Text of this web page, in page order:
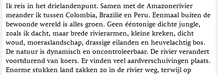
Ik reis in het drielandenpunt. Samen met de Amazonerivier
meander ik tussen Colombia, Brazilië en Peru. Eenmaal buiten de
bewoonde wereld is alles groen. Geen ééntonige dichte jungle,
zoals ik dacht, maar brede rivierarmen, kleine kreken, dicht
woud, moeraslandschap, drassige eilanden en heuvelachtig bos.
De natuur is dynamisch en oncontroleerbaar. De rivier verandert
voortdurend van koers. Er vinden veel aardverschuivingen plaats.
Enorme stukken land zakken zo in de rivier weg, terwijl op